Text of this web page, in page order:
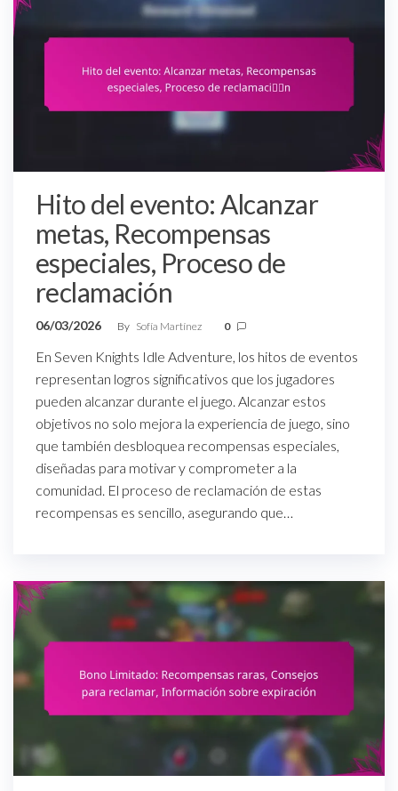
Hito del evento: Alcanzar
metas, Recompensas
especiales, Proceso de
reclamación
06/03/2026 By Sofía Martínez 0
En Seven Knights Idle Adventure, los hitos de eventos
representan logros significativos que los jugadores
pueden alcanzar durante el juego. Alcanzar estos
objetivos no solo mejora la experiencia de juego, sino
que también desbloquea recompensas especiales,
diseñadas para motivar y comprometer a la
comunidad. El proceso de reclamación de estas
recompensas es sencillo, asegurando que…